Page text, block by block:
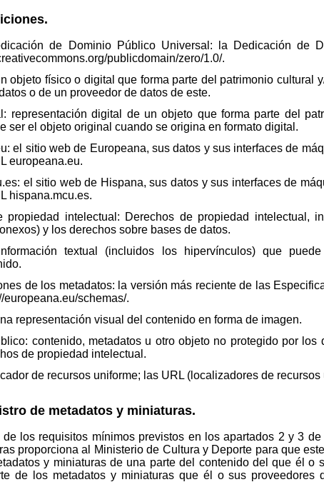
de Dominio Público Universal: la Dedicación de
publicdomain/zero/1.0/.
físico o digital que forma parte del patrimonio cultural
o de un proveedor de datos de este.
representación digital de un objeto que forma parte del
ser el objeto original cuando se origina en formato digital.
el sitio web de Europeana, sus datos y sus interfaces de
europeana.eu.
el sitio web de Hispana, sus datos y sus interfaces de
hispana.mcu.es.
intelectual: Derechos de propiedad intelectual,
y los derechos sobre bases de datos.
textual (incluidos los hipervínculos) que
de los metadatos: la versión más reciente de las
schemas/.
representación visual del contenido en forma de imagen.
contenido, metadatos u otro objeto no protegido por los
de propiedad intelectual.
de recursos uniforme; las URL (localizadores de recursos
de metadatos y miniaturas.
los requisitos mínimos previstos en los apartados 2 y 3
proporciona al Ministerio de Cultura y Deporte para que
y miniaturas de una parte del contenido del que él o
de los metadatos y miniaturas que él o sus proveedores